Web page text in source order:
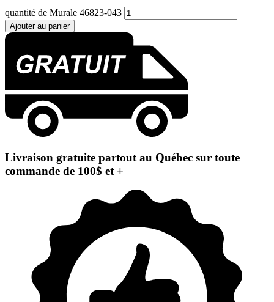
quantité de Murale 46823-043
Ajouter au panier
Livraison gratuite partout au Québec sur toute
commande de 100$ et +